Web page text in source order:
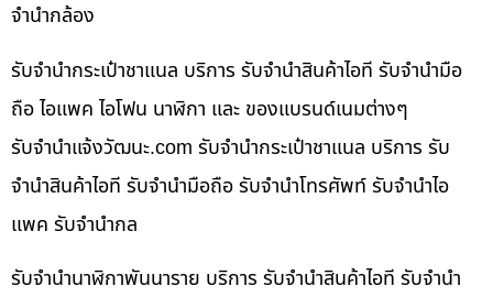
จำนำกล้อง
รับจำนำกระเป๋าชาแนล บริการ รับจำนำสินค้าไอที รับจำนำมือ
ถือ ไอแพค ไอโฟน นาฬิกา และ ของแบรนด์เนมต่างๆ
รับจํานําแจ้งวัฒนะ.com รับจำนำกระเป๋าชาแนล บริการ รับ
จำนำสินค้าไอที รับจำนำมือถือ รับจำนำโทรศัพท์ รับจำนำไอ
แพค รับจำนำกล
รับจำนำนาฬิกาพันนาราย บริการ รับจำนำสินค้าไอที รับจำนำ